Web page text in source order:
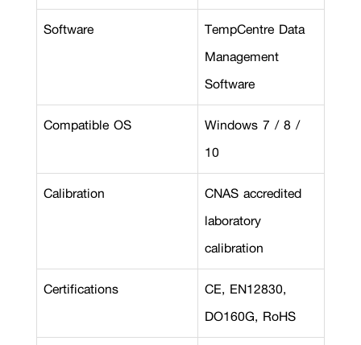
Software
TempCentre Data
Management
Software
Compatible OS
Windows 7 / 8 /
10
Calibration
CNAS accredited
laboratory
calibration
Certifications
CE, EN12830,
DO160G, RoHS